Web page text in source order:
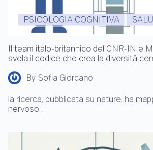
PSICOLOGIA COGNITIVA
Il team italo-britannico del CNR-IN e
svela il codice che crea la diversità
By Sofia Giordano
la ricerca, pubblicata su nature, ha
nervoso…